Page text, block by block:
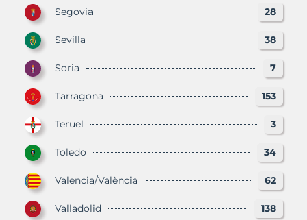
Segovia 28
Sevilla 38
Soria 7
Tarragona 153
Teruel 3
Toledo 34
Valencia/València 62
Valladolid 138